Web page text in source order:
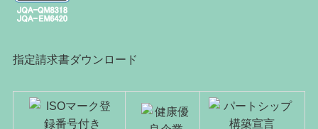
指定請求書ダウンロード